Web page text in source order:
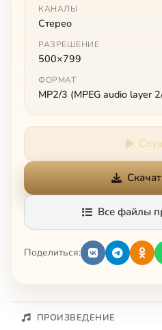
КАНАЛЫ
Стерео
РАЗРЕШЕНИЕ
500×799
ФОРМАТ
MP2/3 (MPEG audio layer
Все файлы
Поделиться:
ПРОИЗВЕДЕНИЕ